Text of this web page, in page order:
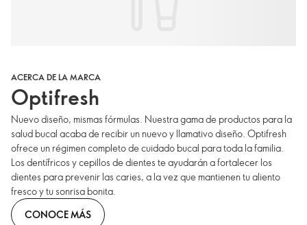
ACERCA DE LA MARCA
Optifresh
Nuevo diseño, mismas fórmulas. Nuestra gama de productos para la
salud bucal acaba de recibir un nuevo y llamativo diseño. Optifresh
ofrece un régimen completo de cuidado bucal para toda la familia.
Los dentífricos y cepillos de dientes te ayudarán a fortalecer los
dientes para prevenir las caries, a la vez que mantienen tu aliento
fresco y tu sonrisa bonita.
CONOCE MÁS